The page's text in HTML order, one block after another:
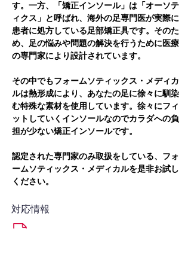
す。一方、「矯正インソール」は「オーソテ
ィクス」と呼ばれ、海外の足専門医が実際に
患者に処方している足部矯正具です。そのた
め、足の悩みや問題の解決を行うために医療
の専門家により設計されています。
その中でもフォームソティックス・メディカ
ルは熱形成により、あなたの足に徐々に馴染
む特殊な素材を使用しています。徐々にフィ
ットしていくインソールなのでカラダへの負
担が少ない矯正インソールです。
認定された専門家のみ取扱をしている、フォ
ームソティックス・メディカルを是非お試し
ください。
対応情報